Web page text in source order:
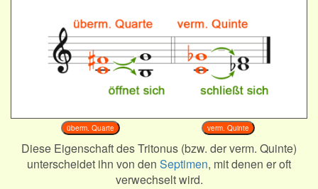
überm. Quarte verm. Quinte
Diese Eigenschaft des Tritonus (bzw. der verm. Quinte)
unterscheidet ihn von den Septimen, mit denen er oft
verwechselt wird.